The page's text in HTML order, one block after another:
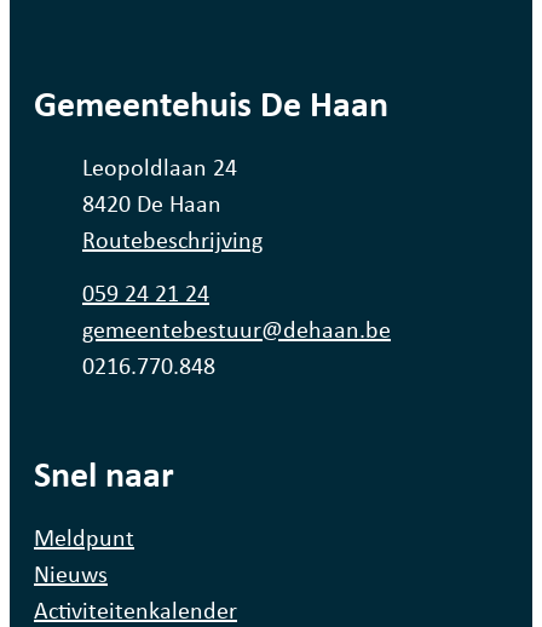
contact
Gemeentehuis De Haan
AdresLeopoldlaan 24
,8420 De Haan
Routebeschrijving
059 24 21 24
E-mailgemeentebestuur@dehaan.be
Ondernemingsnummer
0216.770.848
Snel naar
Meldpunt
Nieuws
Activiteitenkalender